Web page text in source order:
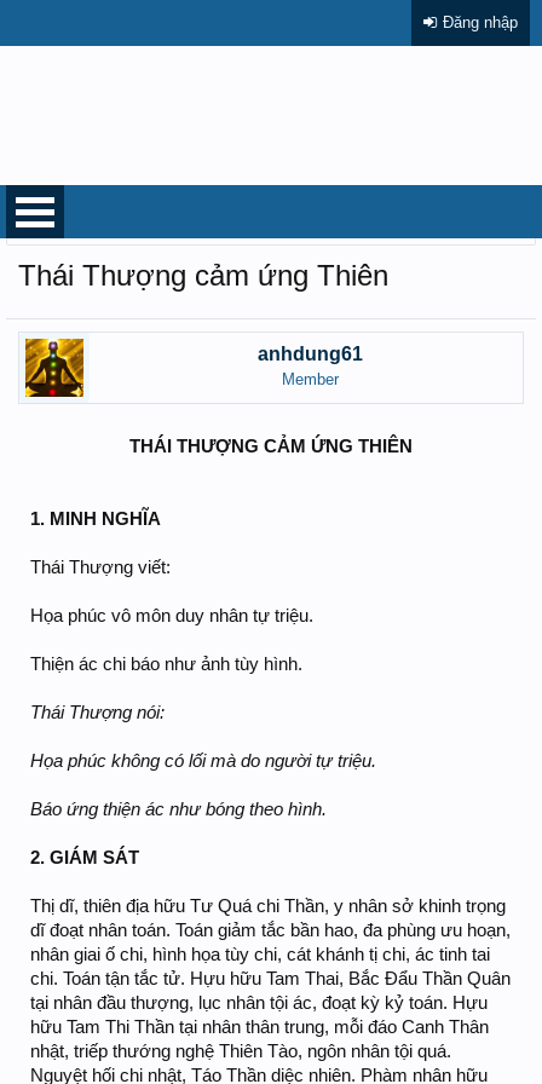
Đăng nhập
Trang chủ
Thái Thượng cảm ứng Thiên
anhdung61
Member
THÁI THƯỢNG CẢM ỨNG THIÊN
1. MINH NGHĨA
Thái Thượng viết:
Họa phúc vô môn duy nhân tự triệu.
Thiện ác chi báo như ảnh tùy hình.
Thái Thượng nói:
Họa phúc không có lối mà do người tự triệu.
Báo ứng thiện ác như bóng theo hình.
2. GIÁM SÁT
Thị dĩ, thiên địa hữu Tư Quá chi Thần, y nhân sở khinh trọng
dĩ đoạt nhân toán. Toán giảm tắc bần hao, đa phùng ưu hoạn,
nhân giai ố chi, hình họa tùy chi, cát khánh tị chi, ác tinh tai
chi. Toán tận tắc tử. Hựu hữu Tam Thai, Bắc Đẩu Thần Quân
tại nhân đầu thượng, lục nhân tội ác, đoạt kỳ kỷ toán. Hựu
hữu Tam Thi Thần tại nhân thân trung, mỗi đáo Canh Thân
nhật, triếp thướng nghệ Thiên Tào, ngôn nhân tội quá.
Nguyệt hối chi nhật, Táo Thần diệc nhiên. Phàm nhân hữu